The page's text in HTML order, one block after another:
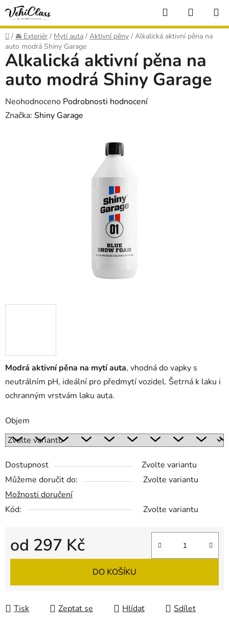
Přejít
obsah
Hledat
KOŠÍK
Domů
/ 🚘 Exteriér / Mytí auta / Aktivní pěny / Alkalická aktivní pěna na
auto modrá Shiny Garage
Modrá aktivní pěna na mytí auta, vhodná do vapky s
neutrálním pH, ideální pro předmytí vozidel. Šetrná k laku i
ochranným vrstvám laku auta.
Objem
Dostupnost
Zvolte variantu
Můžeme doručit do:
Zvolte variantu
Možnosti doručení
Kód:
Zvolte variantu
od 297 Kč
Měrná cena:
DO KOŠÍKU
Tisk Zeptat se Hlídat Sdílet
Alkalická aktivní pěna na
auto modrá Shiny Garage
Průměrné
hodnocení
Neohodnoceno Podrobnosti hodnocení
Značka: Shiny Garage